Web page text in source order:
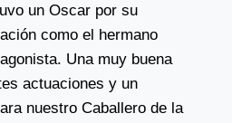
un Oscar por su
como el hermano
Una muy buena
actuaciones y un
nuestro Caballero de la